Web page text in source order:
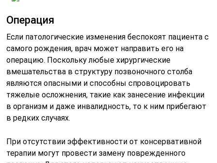
Операция
Если патологические изменения беспокоят пациента с
самого рождения, врач может направить его на
операцию. Поскольку любые хирургические
вмешательства в структуру позвоночного столба
являются опасными и способны спровоцировать
тяжелые осложнения, такие как занесение инфекции
в организм и даже инвалидность, то к ним прибегают
в редких случаях.
При отсутствии эффективности от консервативной
терапии могут провести замену поврежденного